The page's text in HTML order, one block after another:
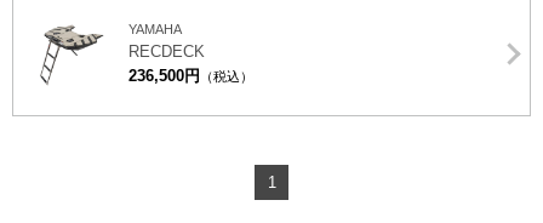
YAMAHA
RECDECK
236,500円
（税込）
1